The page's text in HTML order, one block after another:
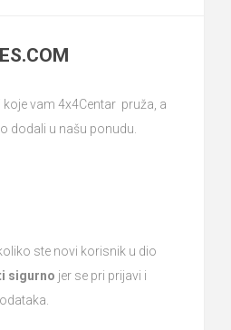
vam 4x4Centar pruža, a
dodali u našu ponudu.
ste novi korisnik u dio
sigurno jer se pri prijavi i